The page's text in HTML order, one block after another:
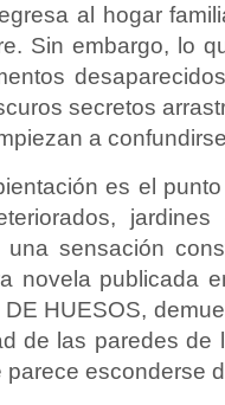
al hogar
Sin embargo, lo
secretos
a
es el
jardines
sensación
novela publicada
HUESOS,
de las paredes de
esconderse